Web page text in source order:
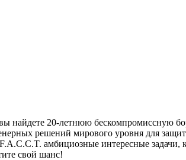
найдете 20‑летнюю бескомпромиссную
решений мирового уровня для
амбициозные интересные задачи,
свой шанс!